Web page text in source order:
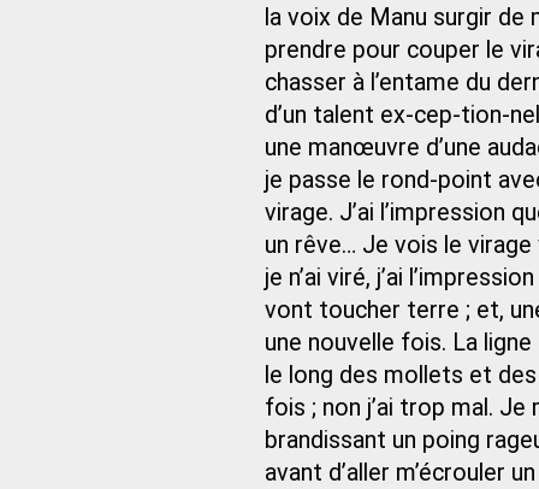
la voix de Manu surgir de
prendre pour couper le
chasser à l’entame du
d’un talent ex-cep-tion-
une manœuvre d’une
je passe le rond-point
virage. J’ai l’impression
un rêve… Je vois le
je n’ai viré, j’ai
vont toucher terre ; et,
une nouvelle fois. La
le long des mollets et
fois ; non j’ai trop mal.
brandissant un poing
avant d’aller m’écrouler